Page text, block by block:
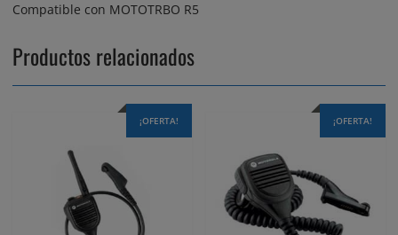
Compatible con MOTOTRBO R5
Productos relacionados
¡OFERTA! ¡OFERTA!